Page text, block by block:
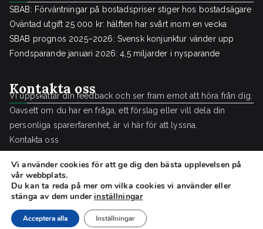
SBAB: Förväntningar på bostadspriser stiger hos bostadsägare
Oväntad utgift 25 000 kr: hälften har svårt inom en vecka
SBAB prognos 2025–2026: Svensk konjunktur vänder upp
Fondsparande januari 2026: 4,5 miljarder i nysparande
Kontakta oss
Vi uppskattar din feedback och ser fram emot att höra från dig.
Oavsett om du har en fråga, ett förslag eller vill dela din
personliga sparerfarenhet, är vi här för att lyssna.
Kontakta oss
Copyright © 2026 Sparguide.se
Vi använder cookies för att ge dig den bästa upplevelsen på
vår webbplats.
Du kan ta reda på mer om vilka cookies vi använder eller
stänga av dem underinställningar
Acceptera alla Inställningar